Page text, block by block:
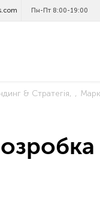
Пн-Пт 8:00-19:00
& Стратегія